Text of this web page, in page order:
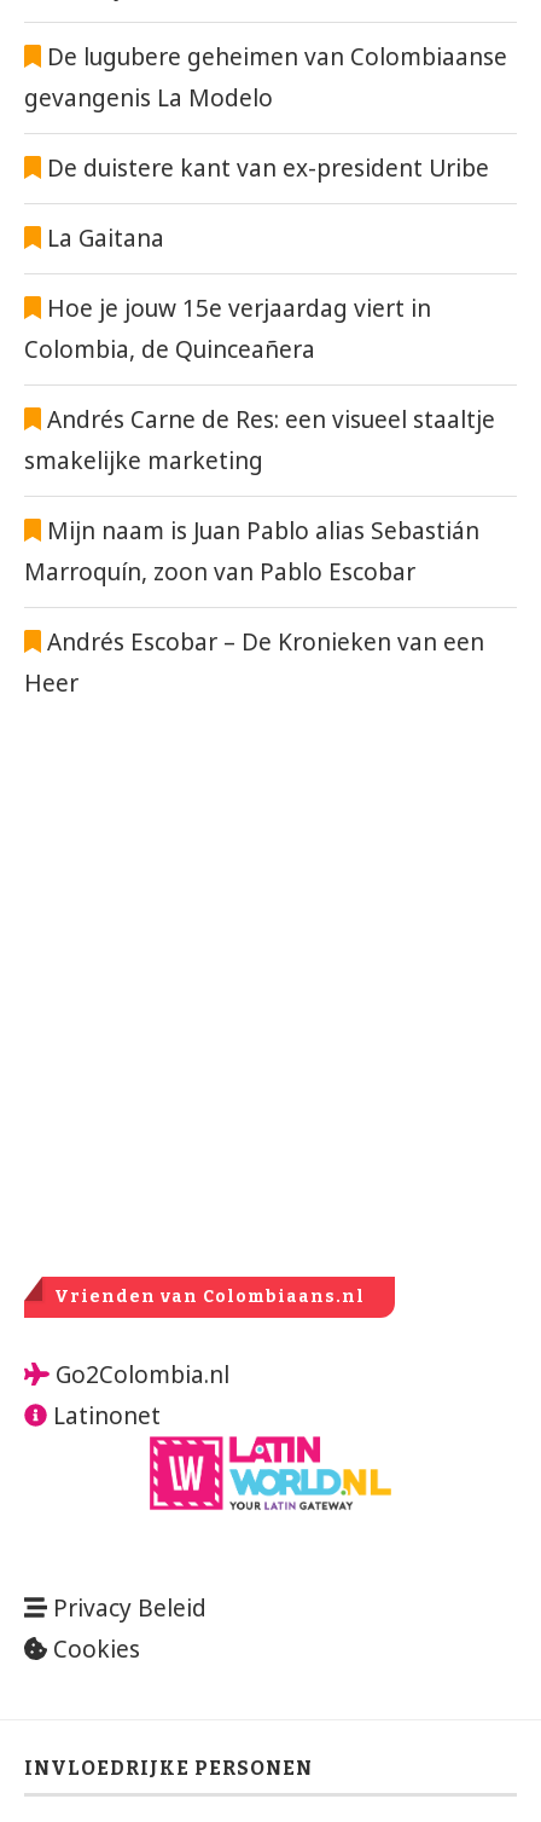
De lugubere geheimen van Colombiaanse
gevangenis La Modelo
De duistere kant van ex-president Uribe
La Gaitana
Hoe je jouw 15e verjaardag viert in
Colombia, de Quinceañera
Andrés Carne de Res: een visueel staaltje
smakelijke marketing
Mijn naam is Juan Pablo alias Sebastián
Marroquín, zoon van Pablo Escobar
Andrés Escobar – De Kronieken van een
Heer
Vrienden van Colombiaans.nl
Go2Colombia.nl
Latinonet
Privacy Beleid
Cookies
INVLOEDRIJKE PERSONEN